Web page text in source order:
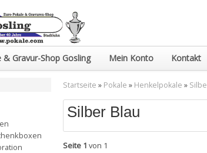
& Gravur-Shop Gosling Mein Konto Kontakt
Startseite » Pokale » Henkelpokale »
Silber Blau
Seite 1 von 1